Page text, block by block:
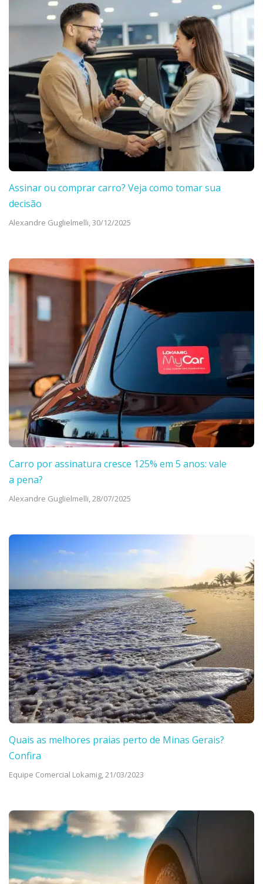
Assinar ou comprar carro? Veja como tomar sua
decisão
Alexandre Guglielmelli,30/12/2025
Carro por assinatura cresce 125% em 5 anos: vale
a pena?
Alexandre Guglielmelli,28/07/2025
Quais as melhores praias perto de Minas Gerais?
Confira
Equipe Comercial Lokamig,21/03/2023